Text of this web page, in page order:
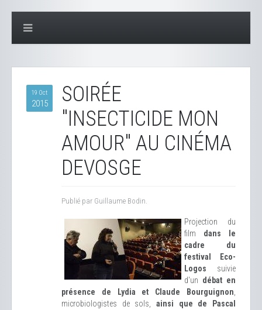
19 Oct
2015
SOIRÉE
"INSECTICIDE MON
AMOUR" AU CINÉMA
DEVOSGE
Publié par Guillaume Bodin.
Projection du
film dans le
cadre du
festival Eco-
Logos suivie
d'un débat en
présence de Lydia et Claude Bourguignon
microbiologistes de sols, ainsi que de Pascal